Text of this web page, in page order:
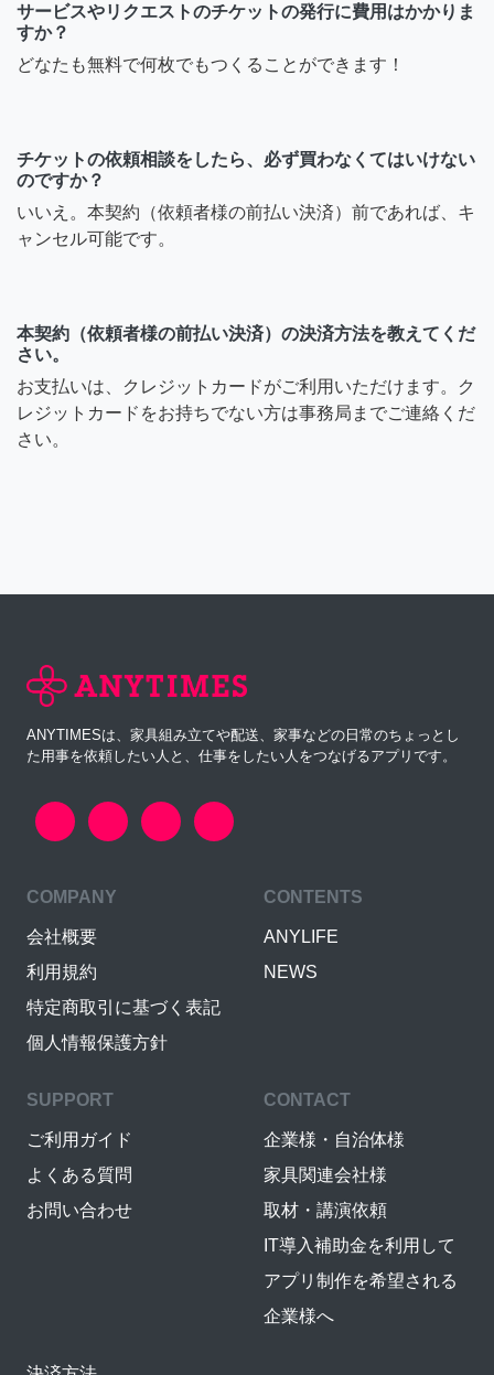
サービスやリクエストのチケットの発行に費用はかかりま
すか？
どなたも無料で何枚でもつくることができます！
チケットの依頼相談をしたら、必ず買わなくてはいけない
のですか？
いいえ。本契約（依頼者様の前払い決済）前であれば、キ
ャンセル可能です。
本契約（依頼者様の前払い決済）の決済方法を教えてくだ
さい。
お支払いは、クレジットカードがご利用いただけます。ク
レジットカードをお持ちでない方は事務局までご連絡くだ
さい。
ANYTIMESは、家具組み立てや配送、家事などの日常のちょっとし
た用事を依頼したい人と、仕事をしたい人をつなげるアプリです。
COMPANY
会社概要
利用規約
特定商取引に基づく表記
個人情報保護方針
CONTENTS
ANYLIFE
NEWS
SUPPORT
ご利用ガイド
よくある質問
お問い合わせ
CONTACT
企業様・自治体様
家具関連会社様
取材・講演依頼
IT導入補助金を利用して
アプリ制作を希望される
企業様へ